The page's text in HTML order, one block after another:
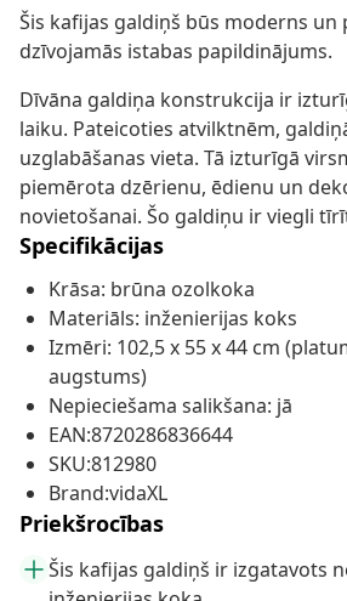
Šis kafijas galdiņš būs moderns un
dzīvojamās istabas papildinājums.
Dīvāna galdiņa konstrukcija ir
laiku. Pateicoties atvilktnēm,
uzglabāšanas vieta. Tā izturīgā
piemērota dzērienu, ēdienu un
novietošanai. Šo galdiņu ir viegli
Specifikācijas
Krāsa: brūna ozolkoka
Materiāls: inženierijas koks
Izmēri: 102,5 x 55 x 44 cm
augstums)
Nepieciešama salikšana: jā
EAN:8720286836644
SKU:812980
Brand:vidaXL
Priekšrocības
Šis kafijas galdiņš ir izgatavots